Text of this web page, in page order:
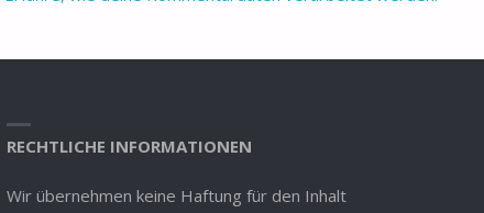
RECHTLICHE INFORMATIONEN
Wir übernehmen keine Haftung für den Inhalt